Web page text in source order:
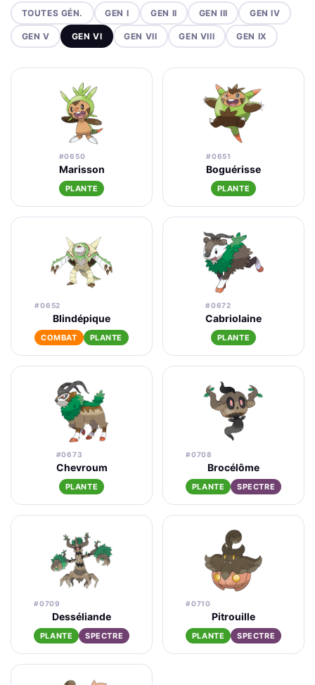
TOUTES GÉN. GEN I GEN II GEN III GEN IV
GEN V GEN VI GEN VII GEN VIII GEN IX
#0650
Marisson
PLANTE
#0651
Boguérisse
PLANTE
#0652
Blindépique
COMBAT PLANTE
#0672
Cabriolaine
PLANTE
#0673
Chevroum
PLANTE
#0708
Brocélôme
PLANTE SPECTRE
#0709
Desséliande
PLANTE SPECTRE
#0710
Pitrouille
PLANTE SPECTRE